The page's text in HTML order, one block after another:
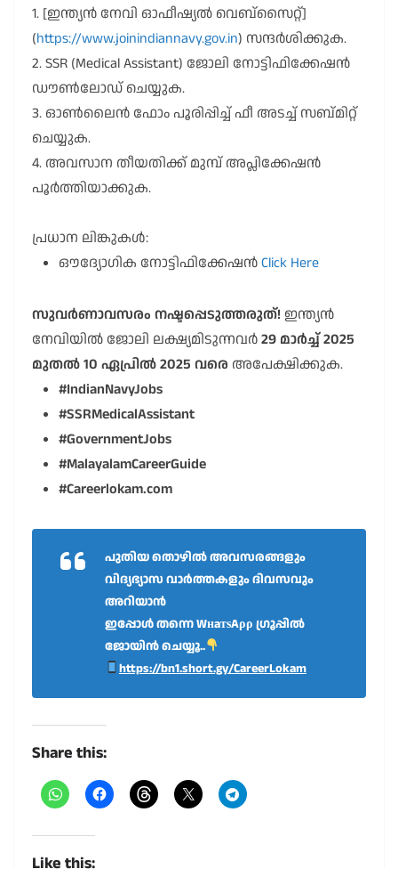
1. [ഇന്ത്യൻ നേവി ഓഫീഷ്യൽ വെബ്സൈറ്റ്]
(https://www.joinindiannavy.gov.in) സന്ദർശിക്കുക.
2. SSR (Medical Assistant) ജോലി നോട്ടിഫിക്കേഷൻ
ഡൗൺലോഡ് ചെയ്യുക.
3. ഓൺലൈൻ ഫോം പൂരിപ്പിച്ച് ഫീ അടച്ച് സബ്മിറ്റ്
ചെയ്യുക.
4. അവസാന തീയതിക്ക് മുമ്പ് അപ്ലിക്കേഷൻ
പൂർത്തിയാക്കുക.
പ്രധാന ലിങ്കുകൾ:
ഔദ്യോഗിക നോട്ടിഫിക്കേഷൻClick Here
സുവർണാവസരം നഷ്ടപ്പെടുത്തരുത്! ഇന്ത്യൻ
നേവിയിൽ ജോലി ലക്ഷ്യമിടുന്നവർ29 മാർച്ച് 2025
മുതൽ 10 ഏപ്രിൽ 2025 വരെ അപേക്ഷിക്കുക.
#IndianNavyJobs
#SSRMedicalAssistant
#GovernmentJobs
#MalayalamCareerGuide
#Careerlokam.com
പുതിയ തൊഴിൽ അവസരങ്ങളും
വിദ്യഭ്യാസ വാർത്തകളും ദിവസവും
അറിയാൻ
ഇപ്പോൾ തന്നെ WнaтѕAρρ ഗ്രൂപ്പിൽ
ജോയിൻ ചെയ്യൂ..
https://bn1.short.gy/CareerLokam
Share this:
Like this: